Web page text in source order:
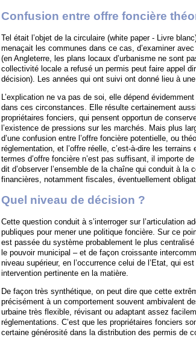
Confusion entre offre foncière
Tel était l’objet de la circulaire (white paper - Livre
menaçait les communes dans ce cas, d’examiner
(en Angleterre, les plans locaux d’urbanisme ne sont
collectivité locale a refusé un permis peut faire appel
décision). Les années qui ont suivi ont donné lieu à
L’explication ne va pas de soi, elle dépend
dans ces circonstances. Elle résulte certainement
propriétaires fonciers, qui pensent opportun de
l’existence de pressions sur les marchés. Mais plus
d’une confusion entre l’offre foncière potentielle, ou
réglementation, et l’offre réelle, c’est-à-dire les
termes d’offre foncière n’est pas suffisant, il importe
dit d’observer l’ensemble de la chaîne qui conduit à
financières, notamment fiscales, éventuellement
Quel niveau de décision ?
Cette question conduit à s’interroger sur l’articulation
publiques pour mener une politique foncière. Sur ce
est passée du système probablement le plus
le pouvoir municipal – et de façon croissante
niveau supérieur, en l’occurrence celui de l’Etat, qui
intervention pertinente en la matière.
De façon très synthétique, on peut dire que cette
précisément à un comportement souvent ambivalent
urbaine très flexible, révisant ou adaptant assez
réglementations. C’est que les propriétaires fonciers
certaine générosité dans la distribution des permis de